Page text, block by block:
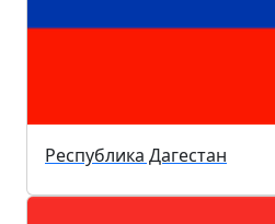
Республика Дагестан